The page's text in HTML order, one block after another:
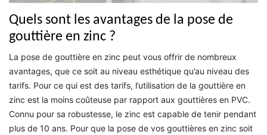
Quels sont les avantages de la pose de
gouttière en zinc ?
La pose de gouttière en zinc peut vous offrir de nombreux
avantages, que ce soit au niveau esthétique qu’au niveau des
tarifs. Pour ce qui est des tarifs, l’utilisation de la gouttière en
zinc est la moins coûteuse par rapport aux gouttières en PVC.
Connu pour sa robustesse, le zinc est capable de tenir pendant
plus de 10 ans. Pour que la pose de vos gouttières en zinc soit